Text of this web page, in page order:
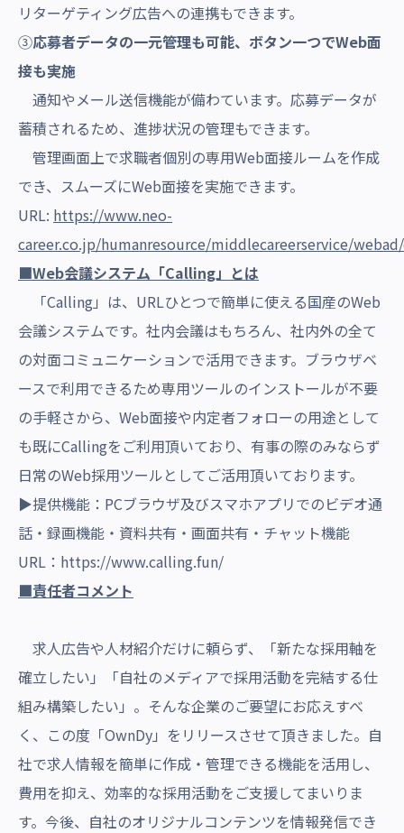
リターゲティング広告への連携もできます。
③応募者データの一元管理も可能、ボタン一つでWeb面
接も実施
通知やメール送信機能が備わています。応募データが
蓄積されるため、進捗状況の管理もできます。
管理画面上で求職者個別の専用Web面接ルームを作成
でき、スムーズにWeb面接を実施できます。
URL: https://www.neo-
career.co.jp/humanresource/middlecareerservice/
■Web会議システム「Calling」とは
「Calling」は、URLひとつで簡単に使える国産のWeb
会議システムです。社内会議はもちろん、社内外の全て
の対面コミュニケーションで活用できます。ブラウザベ
ースで利用できるため専用ツールのインストールが不要
の手軽さから、Web面接や内定者フォローの用途として
も既にCallingをご利用頂いており、有事の際のみならず
日常のWeb採用ツールとしてご活用頂いております。
▶提供機能：PCブラウザ及びスマホアプリでのビデオ通
話・録画機能・資料共有・画面共有・チャット機能
URL： https://www.calling.fun/
■責任者コメント
求人広告や人材紹介だけに頼らず、「新たな採用軸を
確立したい」「自社のメディアで採用活動を完結する仕
組み構築したい」。そんな企業のご要望にお応えすべ
く、この度「OwnDy」をリリースさせて頂きました。自
社で求人情報を簡単に作成・管理できる機能を活用し、
費用を抑え、効率的な採用活動をご支援してまいりま
す。今後、自社のオリジナルコンテンツを情報発信でき